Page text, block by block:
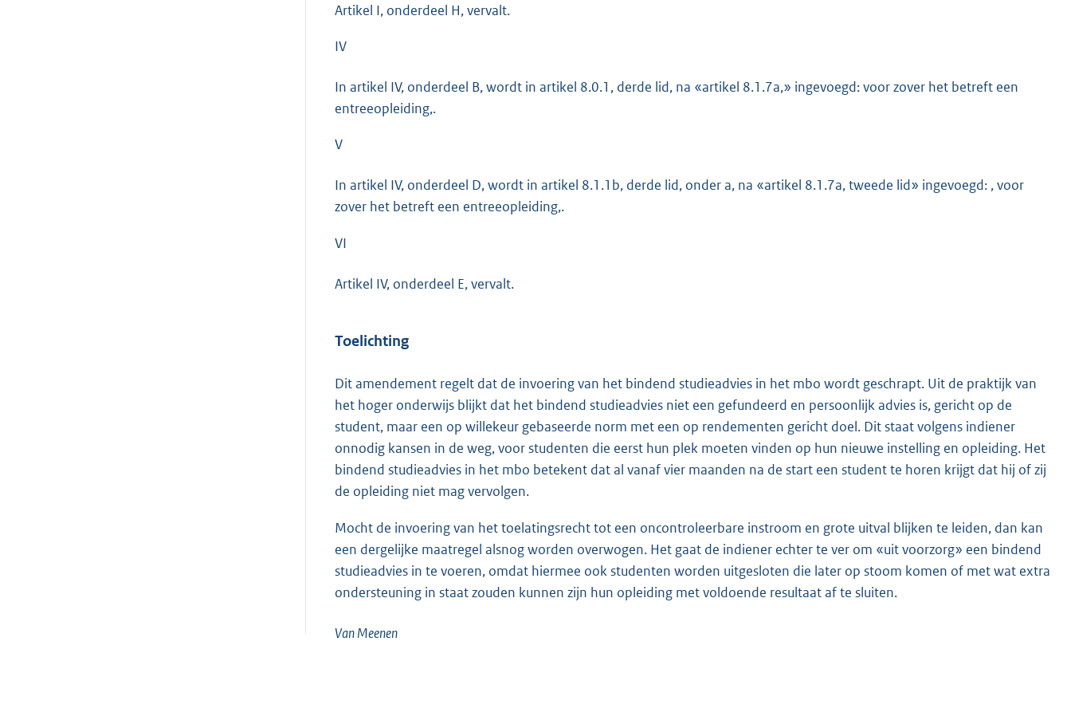
Artikel I, onderdeel H, vervalt.
IV
In artikel IV, onderdeel B, wordt in artikel 8.0.1, derde lid, na «artikel 8.1.7a,» ingevoegd: voor zover het betreft een
entreeopleiding,.
V
In artikel IV, onderdeel D, wordt in artikel 8.1.1b, derde lid, onder a, na «artikel 8.1.7a, tweede lid» ingevoegd: , voor
zover het betreft een entreeopleiding,.
VI
Artikel IV, onderdeel E, vervalt.
Toelichting
Dit amendement regelt dat de invoering van het bindend studieadvies in het mbo wordt geschrapt. Uit de praktijk van
het hoger onderwijs blijkt dat het bindend studieadvies niet een gefundeerd en persoonlijk advies is, gericht op de
student, maar een op willekeur gebaseerde norm met een op rendementen gericht doel. Dit staat volgens indiener
onnodig kansen in de weg, voor studenten die eerst hun plek moeten vinden op hun nieuwe instelling en opleiding. Het
bindend studieadvies in het mbo betekent dat al vanaf vier maanden na de start een student te horen krijgt dat hij of zij
de opleiding niet mag vervolgen.
Mocht de invoering van het toelatingsrecht tot een oncontroleerbare instroom en grote uitval blijken te leiden, dan kan
een dergelijke maatregel alsnog worden overwogen. Het gaat de indiener echter te ver om «uit voorzorg» een bindend
studieadvies in te voeren, omdat hiermee ook studenten worden uitgesloten die later op stoom komen of met wat extra
ondersteuning in staat zouden kunnen zijn hun opleiding met voldoende resultaat af te sluiten.
Van Meenen